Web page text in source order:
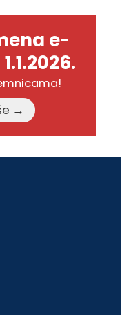
e-
Pročitajte više →